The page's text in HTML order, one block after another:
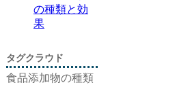
の種類と効
果
タグクラウド
食品添加物の種類